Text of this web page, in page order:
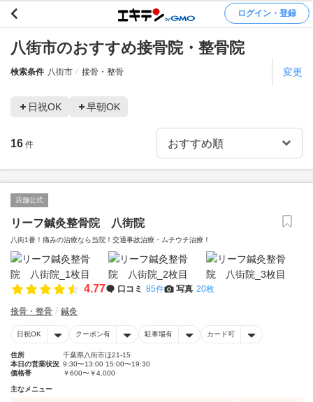
ログイン・登録
八街市のおすすめ接骨院・整骨院
検索条件 八街市 接骨・整骨 変更
日祝OK 早朝OK
16 件
店舗公式
リーフ鍼灸整骨院 八街院
八街1番！痛みの治療なら当院！交通事故治療・ムチウチ治療！
4.77 口コミ 85件 写真 20枚
接骨・整骨 鍼灸
日祝OK クーポン有 駐車場有 カード可
住所
千葉県八街市ほ21-15
本日の営業状況 9:30〜13:00 15:00〜19:30
価格帯
￥600〜￥4,000
主なメニュー